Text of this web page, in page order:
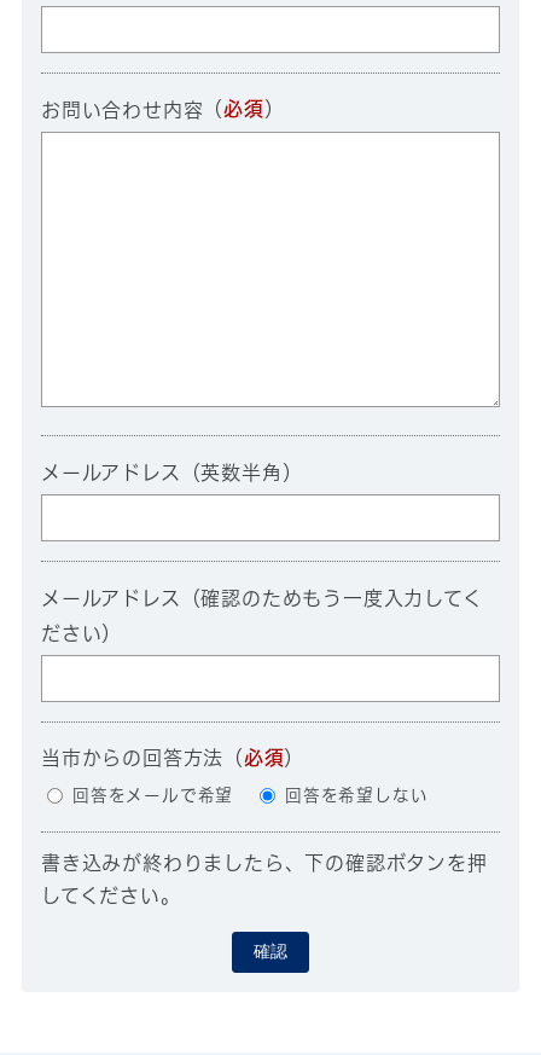
お問い合わせ内容 （必須 ）
メールアドレス（英数半角）
メールアドレス（確認のためもう一度入力してく
ださい）
当市からの回答方法 （必須）
回答をメールで希望 回答を希望しない
書き込みが終わりましたら、下の確認ボタンを押
してください。
確認